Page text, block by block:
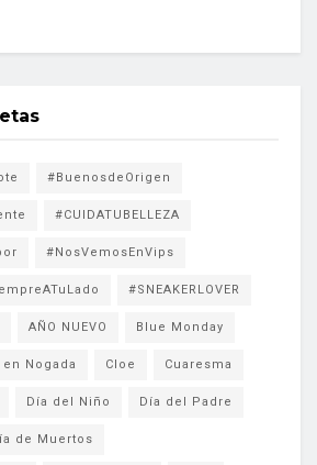
#BuenosdeOrigen
#CUIDATUBELLEZA
#NosVemosEnVips
#SNEAKERLOVER
AÑO NUEVO Blue Monday
Nogada Cloe Cuaresma
Día del Niño Día del Padre
de Muertos